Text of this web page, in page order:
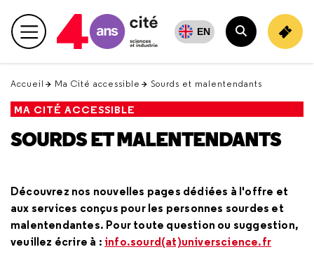
en
haut Menu principal EN
Rechercher
Accueil Ma Cité accessible Sourds et malentendants
MA CITÉ ACCESSIBLE
SOURDS ET MALENTENDANTS
Découvrez nos nouvelles pages dédiées à l'offre et
aux services conçus pour les personnes sourdes et
malentendantes. Pour toute question ou suggestion,
veuillez écrire à : info.sourd(at)universcience.fr